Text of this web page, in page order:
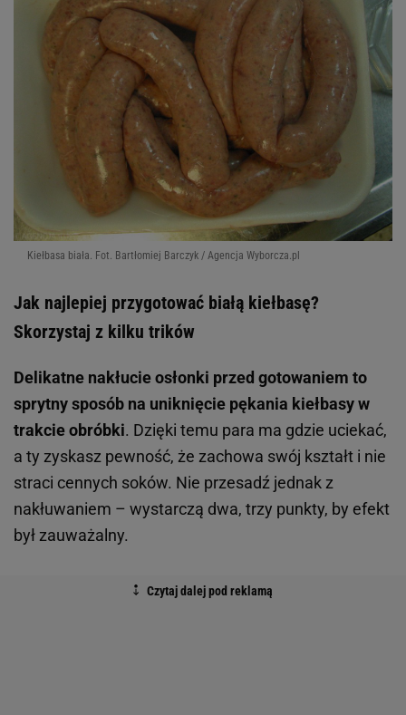
Kiełbasa biała. Fot. Bartłomiej Barczyk / Agencja Wyborcza.pl
Jak najlepiej przygotować białą kiełbasę?
Skorzystaj z kilku trików
Delikatne nakłucie osłonki przed gotowaniem to
sprytny sposób na uniknięcie pękania kiełbasy w
trakcie obróbki. Dzięki temu para ma gdzie uciekać,
a ty zyskasz pewność, że zachowa swój kształt i nie
straci cennych soków. Nie przesadź jednak z
nakłuwaniem – wystarczą dwa, trzy punkty, by efekt
był zauważalny.